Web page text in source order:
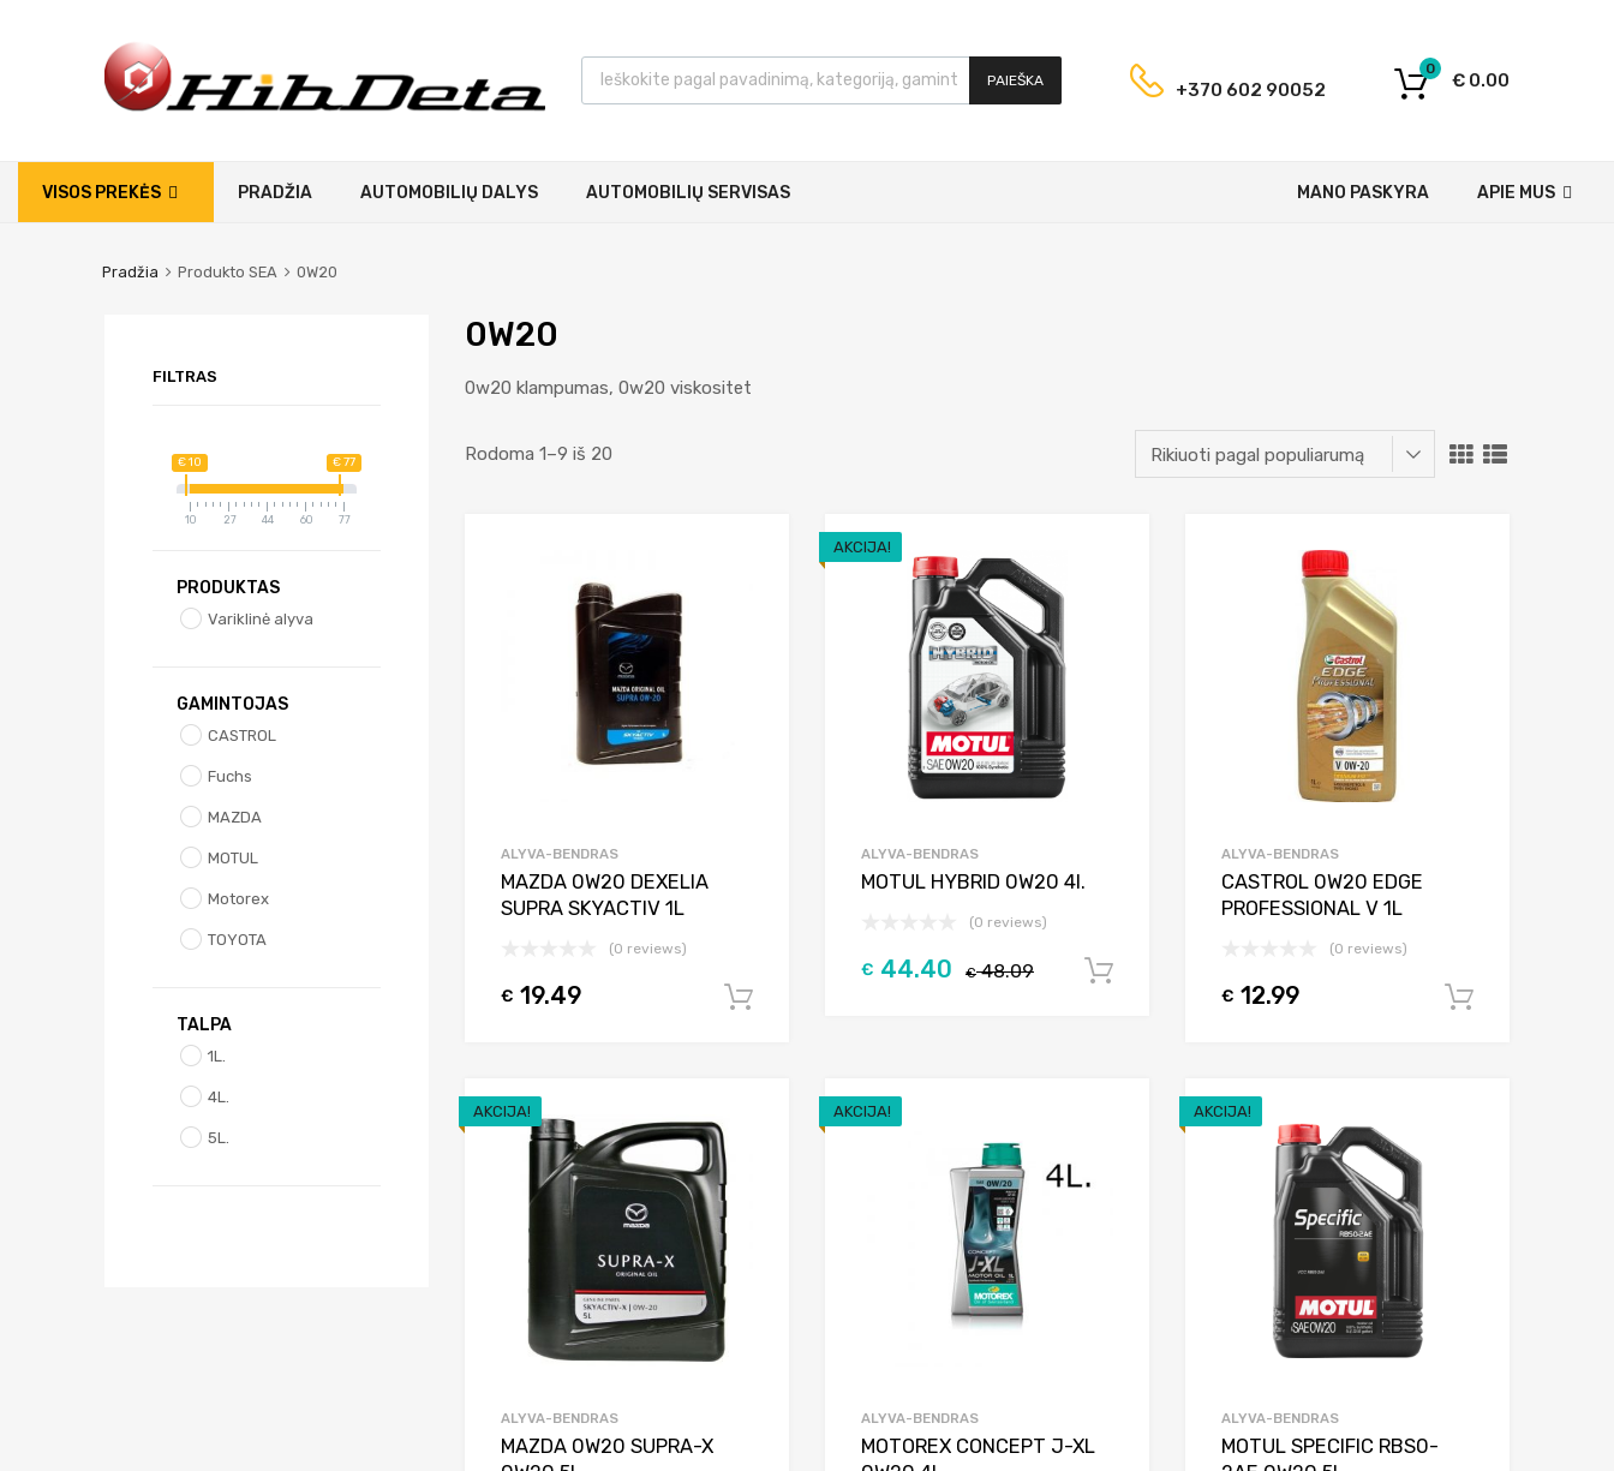
PAIEŠKA +370 602 90052 € 0.00
0
VISOS PREKĖS PRADŽIA AUTOMOBILIŲ DALYS AUTOMOBILIŲ SERVISAS APIE MUS
MANO PASKYRA
Pradžia Produkto SEA 0W20
0W20
0w20 klampumas, 0w20 viskositet
Rodoma 1–9 iš 20
Add to Wishlist
ALYVA-BENDRAS
MAZDA 0W20 DEXELIA
SUPRA SKYACTIV 1L
(0 reviews)
€ 19.49
AKCIJA!
ALYVA-BENDRAS
MOTUL HYBRID 0W20 4l.
(0 reviews)
€48.09
€ 44.40
ALYVA-BENDRAS
CASTROL 0W20 EDGE
PROFESSIONAL V 1L
(0 reviews)
€ 12.99
AKCIJA!
Add to Wishlist
ALYVA-BENDRAS
MAZDA 0W20 SUPRA-X
AKCIJA!
Add to Wishlist
ALYVA-BENDRAS
MOTOREX CONCEPT J-XL
AKCIJA!
ALYVA-BENDRAS
MOTUL SPECIFIC RBS0-
FILTRAS
€ 10 € 77
10 27 44 60 77
PRODUKTAS
Variklinė alyva
GAMINTOJAS
CASTROL
Fuchs
MAZDA
MOTUL
Motorex
TOYOTA
TALPA
1L.
4L.
5L.